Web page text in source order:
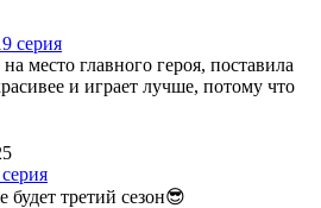
серия
место главного героя, поставила
и играет лучше, потому что
будет третий сезон😎